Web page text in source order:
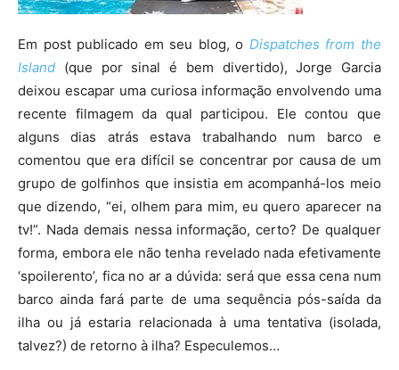
Em post publicado em seu blog, o Dispatches from the
Island (que por sinal é bem divertido), Jorge Garcia
deixou escapar uma curiosa informação envolvendo uma
recente filmagem da qual participou. Ele contou que
alguns dias atrás estava trabalhando num barco e
comentou que era difícil se concentrar por causa de um
grupo de golfinhos que insistia em acompanhá-los meio
que dizendo, “ei, olhem para mim, eu quero aparecer na
tv!”. Nada demais nessa informação, certo? De qualquer
forma, embora ele não tenha revelado nada efetivamente
‘spoilerento’, fica no ar a dúvida: será que essa cena num
barco ainda fará parte de uma sequência pós-saída da
ilha ou já estaria relacionada à uma tentativa (isolada,
talvez?) de retorno à ilha? Especulemos…